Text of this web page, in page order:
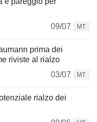
09/07
MT
prima dei
riviste al rialzo
03/07
MT
rialzo dei